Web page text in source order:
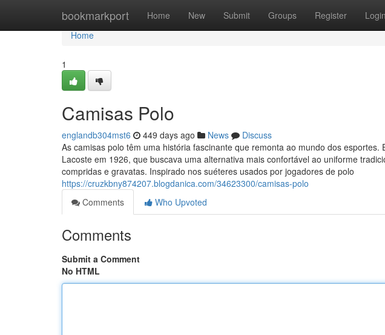
bookmarkport Home New Submit Groups Register Login
Home
Home
1
Camisas Polo
englandb304mst6 449 days ago News
Discuss
As camisas polo têm uma história fascinante que remonta ao mundo dos
Lacoste em 1926, que buscava uma alternativa mais confortável ao uniforme
compridas e gravatas. Inspirado nos suéteres usados por jogadores de polo
https://cruzkbny874207.blogdanica.com/34623300/camisas-polo
Comments
Who Upvoted
Comments
Submit a Comment
No HTML